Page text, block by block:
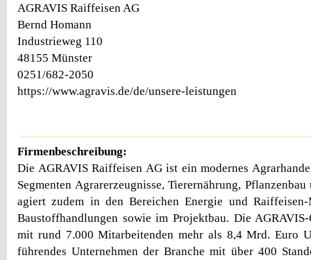
AGRAVIS Raiffeisen AG
Bernd Homann
Industrieweg 110
48155 Münster
0251/682-2050
https://www.agravis.de/de/unsere-leistungen
Firmenbeschreibung:
Die AGRAVIS Raiffeisen AG ist ein modernes
Segmenten Agrarerzeugnisse, Tierernährung,
agiert zudem in den Bereichen Energie und
Baustoffhandlungen sowie im Projektbau. Die
mit rund 7.000 Mitarbeitenden mehr als 8,4 Mrd. Euro
führendes Unternehmen der Branche mit über 400